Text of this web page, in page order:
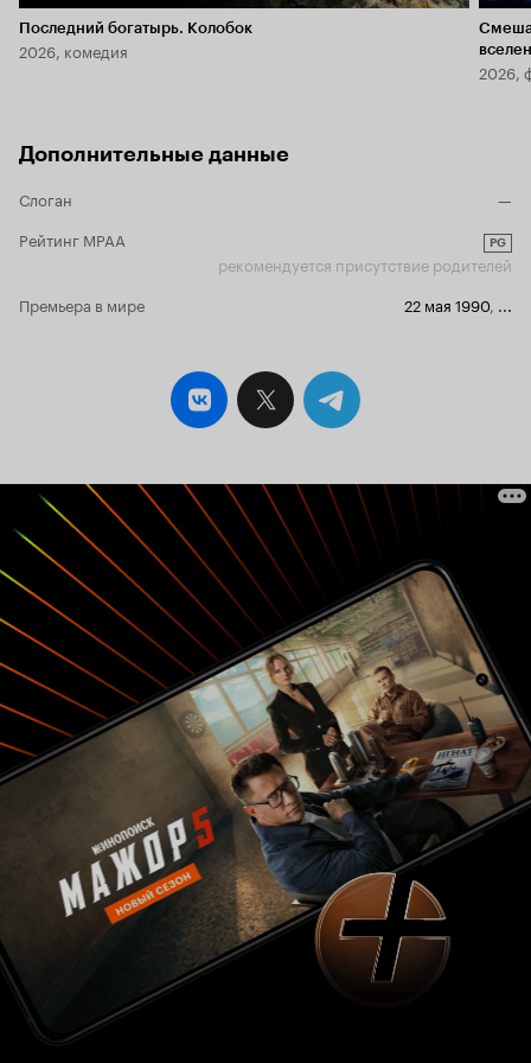
Последний богатырь. Колобок
2026, комедия
2026,
Дополнительные данные
Слоган
—
Рейтинг MPAA
PG
рекомендуется присутствие родителей
Премьера в мире
22 мая 1990, ...